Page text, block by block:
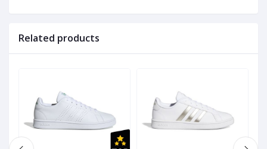
Related products